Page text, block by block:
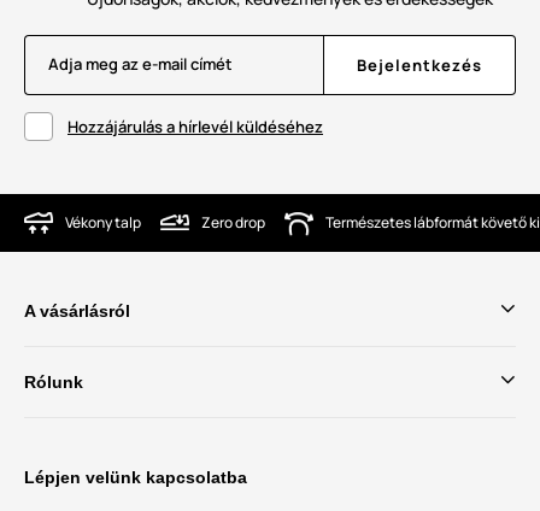
Adja meg az e-mail címét Bejelentkezés
Hozzájárulás a hírlevél küldéséhez
Vékony talp Zero drop Természetes lábformát követő
A vásárlásról
Rólunk
Lépjen velünk kapcsolatba